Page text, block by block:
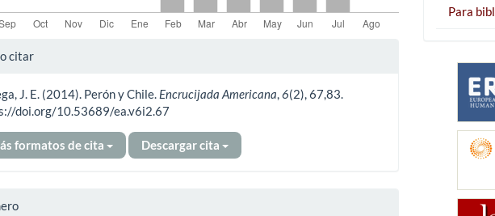
citar
J. E. (2014). Perón y Chile. Encrucijada Americana 6(2), 67,83.
doi.org/10.53689/ea.v6i2.67
formatos de cita Descargar cita
Para